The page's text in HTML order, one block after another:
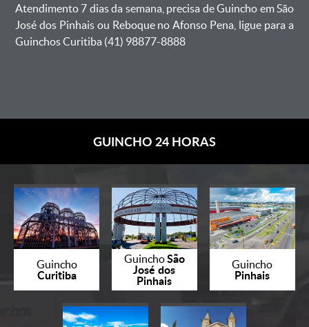
Atendimento 7 dias da semana, precisa de Guincho em São
José dos Pinhais ou Reboque no Afonso Pena, ligue para a
Guinchos Curitiba (41) 98877-8888
GUINCHO 24 HORAS
Guincho
Curitiba
GuinchoSão
José dos
Pinhais
Guincho
Pinhais